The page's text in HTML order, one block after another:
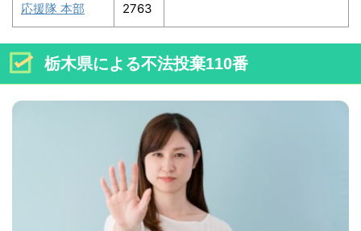
応援隊 本部
2763
栃木県による不法投棄110番